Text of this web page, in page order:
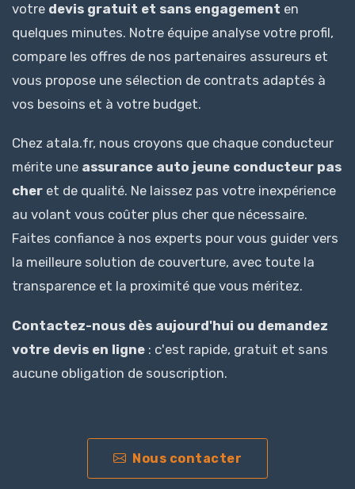
votre devis gratuit et sans engagement en
quelques minutes. Notre équipe analyse votre profil,
compare les offres de nos partenaires assureurs et
vous propose une sélection de contrats adaptés à
vos besoins et à votre budget.
Chez atala.fr, nous croyons que chaque conducteur
mérite une assurance auto jeune conducteur pas
cher et de qualité. Ne laissez pas votre inexpérience
au volant vous coûter plus cher que nécessaire.
Faites confiance à nos experts pour vous guider vers
la meilleure solution de couverture, avec toute la
transparence et la proximité que vous méritez.
Contactez-nous dès aujourd'hui ou demandez
votre devis en ligne : c'est rapide, gratuit et sans
aucune obligation de souscription.
Nous contacter